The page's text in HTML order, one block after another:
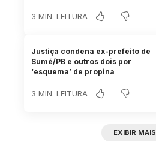
3 MIN. LEITURA
Justiça condena ex-prefeito de
Sumé/PB e outros dois por
‘esquema’ de propina
3 MIN. LEITURA
EXIBIR MAIS